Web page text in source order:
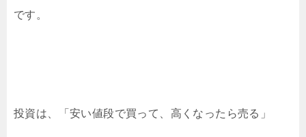
です。
投資は、「安い値段で買って、高くなったら売る」